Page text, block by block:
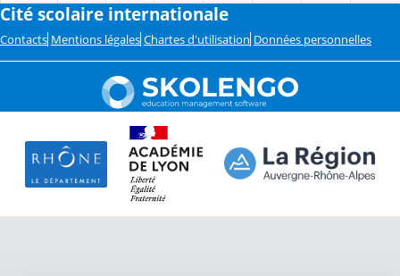
Cité scolaire internationale
Contacts Mentions légales Chartes d'utilisation Données personnelles